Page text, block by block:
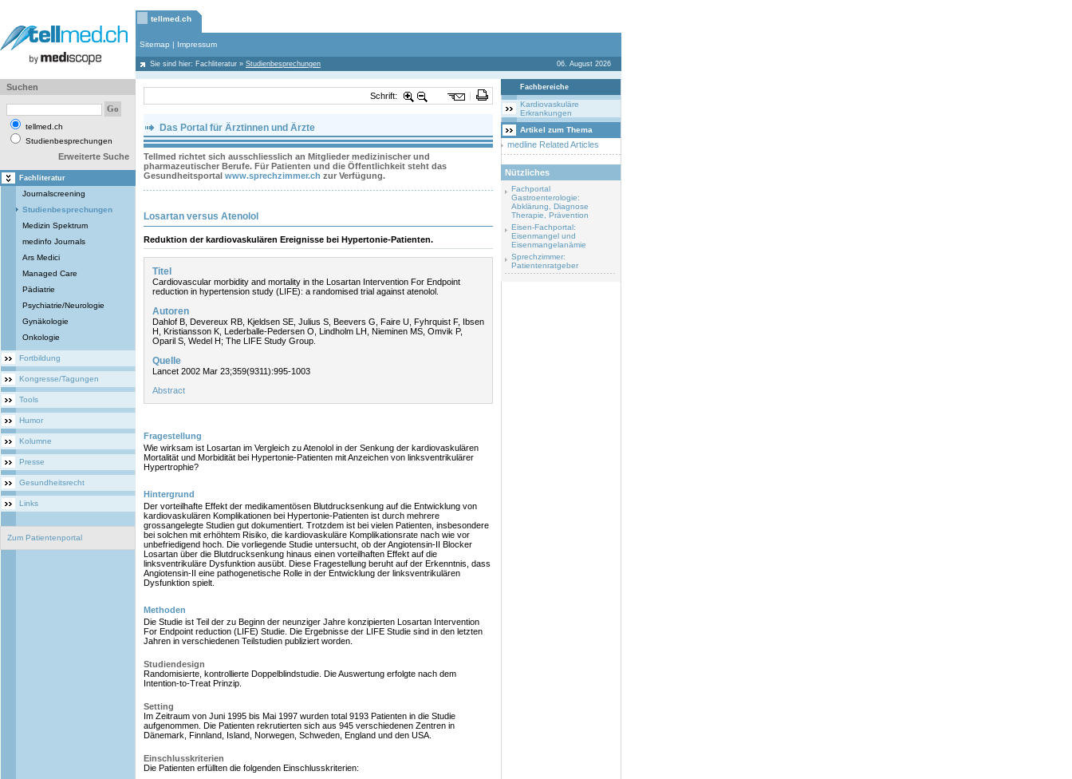
tellmed.ch
Sitemap | Impressum
Sie sind hier: Fachliteratur » Studienbesprechungen 06. August 2026
Suchen
tellmed.ch
Studienbesprechungen
Erweiterte Suche
Fachliteratur
Journalscreening
Studienbesprechungen
Medizin Spektrum
medinfo Journals
Ars Medici
Managed Care
Pädiatrie
Psychiatrie/Neurologie
Gynäkologie
Onkologie
Fortbildung
Kongresse/Tagungen
Tools
Humor
Kolumne
Presse
Gesundheitsrecht
Links
Zum Patientenportal
Schrift:
Das Portal für Ärztinnen und Ärzte
Tellmed richtet sich ausschliesslich an Mitglieder medizinischer und
pharmazeutischer Berufe. Für Patienten und die Öffentlichkeit steht das
Gesundheitsportal www.sprechzimmer.ch zur Verfügung.
Losartan versus Atenolol
Reduktion der kardiovaskulären Ereignisse bei Hypertonie-Patienten.
Titel
Cardiovascular morbidity and mortality in the Losartan Intervention For Endpoint
reduction in hypertension study (LIFE): a randomised trial against atenolol.
Autoren
Dahlof B, Devereux RB, Kjeldsen SE, Julius S, Beevers G, Faire U, Fyhrquist F, Ibsen
H, Kristiansson K, Lederballe-Pedersen O, Lindholm LH, Nieminen MS, Omvik P,
Oparil S, Wedel H; The LIFE Study Group.
Quelle
Lancet 2002 Mar 23;359(9311):995-1003
Abstract
Fragestellung
Wie wirksam ist Losartan im Vergleich zu Atenolol in der Senkung der kardiovaskulären
Mortalität und Morbidität bei Hypertonie-Patienten mit Anzeichen von linksventrikulärer
Hypertrophie?
Hintergrund
Der vorteilhafte Effekt der medikamentösen Blutdrucksenkung auf die Entwicklung von
kardiovaskulären Komplikationen bei Hypertonie-Patienten ist durch mehrere
grossangelegte Studien gut dokumentiert. Trotzdem ist bei vielen Patienten, insbesondere
bei solchen mit erhöhtem Risiko, die kardiovaskuläre Komplikationsrate nach wie vor
unbefriedigend hoch. Die vorliegende Studie untersucht, ob der Angiotensin-II Blocker
Losartan über die Blutdrucksenkung hinaus einen vorteilhaften Effekt auf die
linksventrikuläre Dysfunktion ausübt. Diese Fragestellung beruht auf der Erkenntnis, dass
Angiotensin-II eine pathogenetische Rolle in der Entwicklung der linksventrikulären
Dysfunktion spielt.
Methoden
Die Studie ist Teil der zu Beginn der neunziger Jahre konzipierten Losartan Intervention
For Endpoint reduction (LIFE) Studie. Die Ergebnisse der LIFE Studie sind in den letzten
Jahren in verschiedenen Teilstudien publiziert worden.
Studiendesign
Randomisierte, kontrollierte Doppelblindstudie. Die Auswertung erfolgte nach dem
Intention-to-Treat Prinzip.
Setting
Im Zeitraum von Juni 1995 bis Mai 1997 wurden total 9193 Patienten in die Studie
aufgenommen. Die Patienten rekrutierten sich aus 945 verschiedenen Zentren in
Dänemark, Finnland, Island, Norwegen, Schweden, England und den USA.
Einschlusskriterien
Die Patienten erfüllten die folgenden Einschlusskriterien:
Fachbereiche
Kardiovaskuläre
Erkrankungen
Artikel zum Thema
medline Related Articles
Nützliches
Fachportal
Gastroenterologie:
Abklärung, Diagnose
Therapie, Prävention
Eisen-Fachportal:
Eisenmangel und
Eisenmangelanämie
Sprechzimmer:
Patientenratgeber